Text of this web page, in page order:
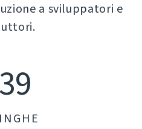
a sviluppatori e